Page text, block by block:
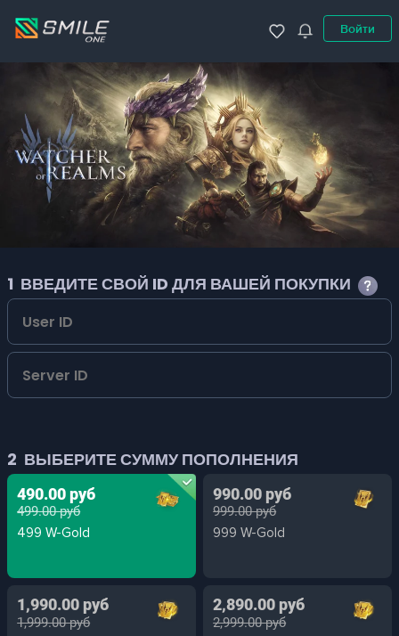
Войти
1 ВВЕДИТЕ СВОЙ ID ДЛЯ ВАШЕЙ ПОКУПКИ
2 ВЫБЕРИТЕ СУММУ ПОПОЛНЕНИЯ
490.00 руб
499.00 руб
499 W-Gold
990.00 руб
999.00 руб
999 W-Gold
1,990.00 руб
1,999.00 руб
2,890.00 руб
2,999.00 руб